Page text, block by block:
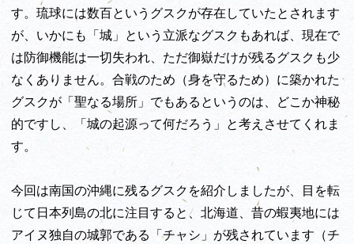
す。琉球には数百というグスクが存在していたとされます
が、いかにも「城」という立派なグスクもあれば、現在で
は防御機能は一切失われ、ただ御嶽だけが残るグスクも少
なくありません。合戦のため（身を守るため）に築かれた
グスクが「聖なる場所」でもあるというのは、どこか神秘
的ですし、「城の起源って何だろう」と考えさせてくれま
す。
今回は南国の沖縄に残るグスクを紹介しましたが、目を転
じて日本列島の北に注目すると、北海道、昔の蝦夷地には
アイヌ独自の城郭である「チャシ」が残されています（チ